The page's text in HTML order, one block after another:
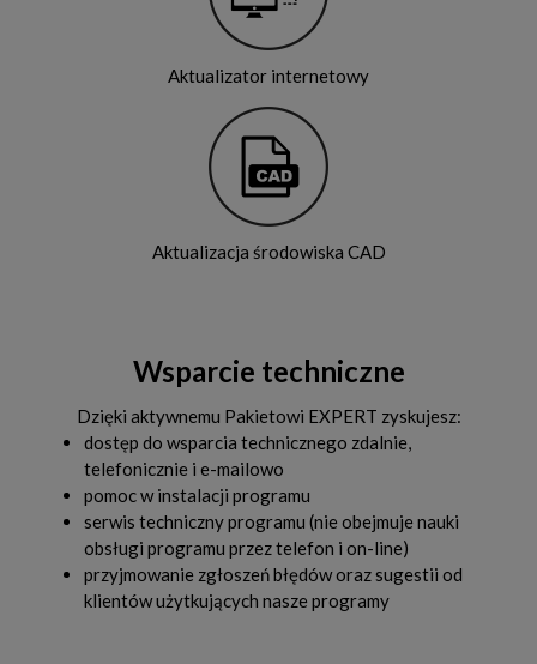
Aktualizator internetowy
Aktualizacja środowiska CAD
Wsparcie techniczne
Dzięki aktywnemu Pakietowi EXPERT zyskujesz:
dostęp do wsparcia technicznego zdalnie,
telefonicznie i e-mailowo
pomoc w instalacji programu
serwis techniczny programu (nie obejmuje nauki
obsługi programu przez telefon i on-line)
przyjmowanie zgłoszeń błędów oraz sugestii od
klientów użytkujących nasze programy